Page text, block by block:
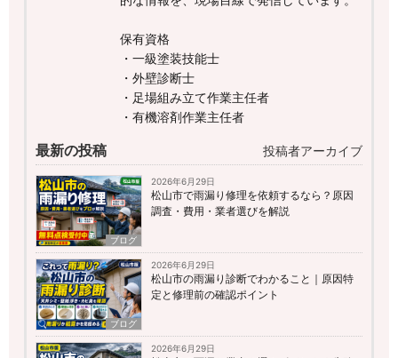
保有資格
・一級塗装技能士
・外壁診断士
・足場組み立て作業主任者
・有機溶剤作業主任者
最新の投稿 投稿者アーカイブ
ブログ
2026年6月29日
松山市で雨漏り修理を依頼するなら？原因
調査・費用・業者選びを解説
ブログ
2026年6月29日
松山市の雨漏り診断でわかること｜原因特
定と修理前の確認ポイント
2026年6月29日